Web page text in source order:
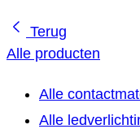
Terug
Alle producten
Alle
Alle